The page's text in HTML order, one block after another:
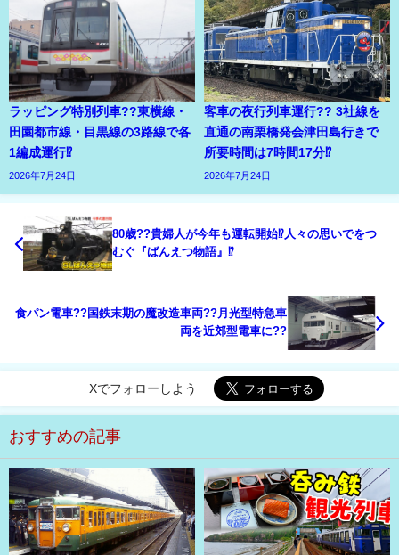
ラッピング特別列車??東横線・
田園都市線・目黒線の3路線で各
1編成運行⁉
2026年7月24日
客車の夜行列車運行?? 3社線を
直通の南栗橋発会津田島行きで
所要時間は7時間17分⁉
2026年7月24日
80歳??貴婦人が今年も運転開始⁉人々の思いでをつ
むぐ『ばんえつ物語』⁉
食パン電車??国鉄末期の魔改造車両??月光型特急車
両を近郊型電車に??
Xでフォローしよう
おすすめの記事